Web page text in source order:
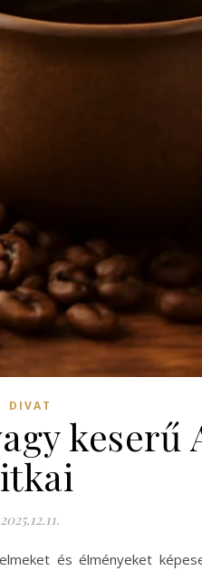
DIVAT
keserű
2025.12.11.
és élményeket